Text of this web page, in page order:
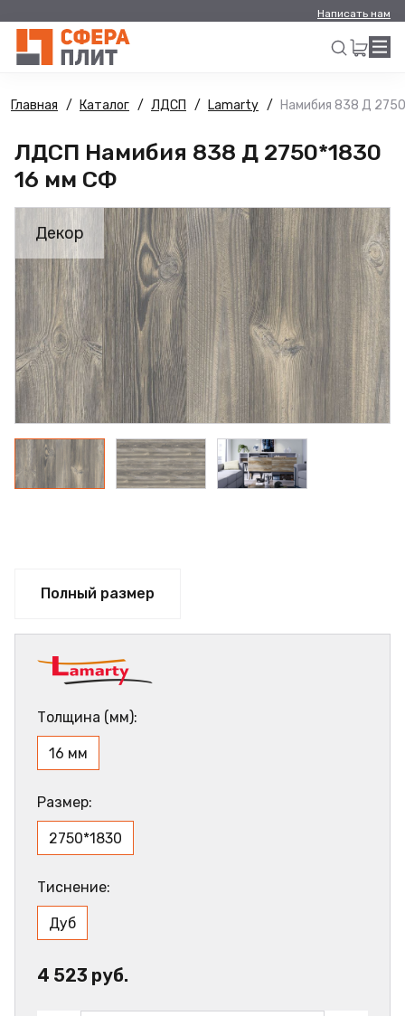
Написать нам
Искать
Главная Каталог ЛДСП Lamarty Намибия 838 Д
ЛДСП Намибия 838 Д 2750*1830
16 мм СФ
Декор
Полный размер
Толщина (мм):
16 мм
Размер:
2750*1830
Тиснение:
Дуб
4 523 руб.